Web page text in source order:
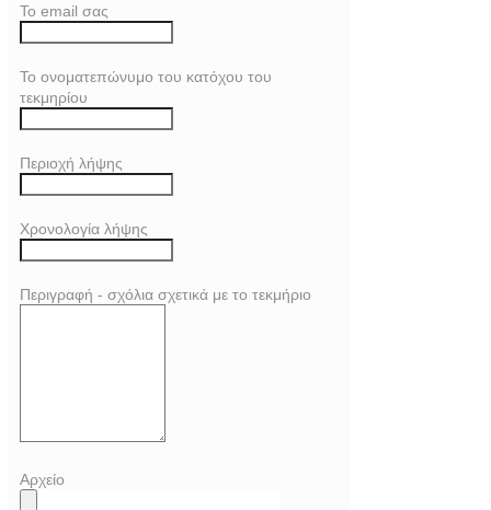
Το email σας
Το ονοματεπώνυμο του κατόχου του
τεκμηρίου
Περιοχή λήψης
Χρονολογία λήψης
Περιγραφή - σχόλια σχετικά με το τεκμήριο
Αρχείο